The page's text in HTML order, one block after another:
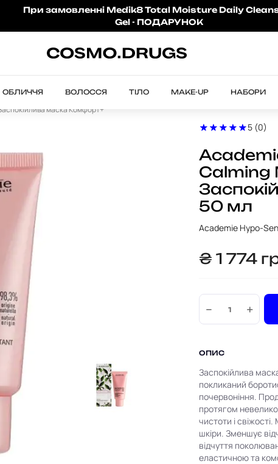
При замовленні Medik8 Total Moisture Daily
Gel - ПОДАРУНОК
ОБЛИЧЧЯ ВОЛОССЯ ТІЛО MAKE-UP НАБОРИ
маска Комфорт+
5 (0)
Calming
50 мл
Academie Hypo-
₴1 774
− +
ОПИС
Заспокійлива
покликаний
почервоніння.
протягом
чистоти і
шкіри. Зменшує
відчуття
еластичною та